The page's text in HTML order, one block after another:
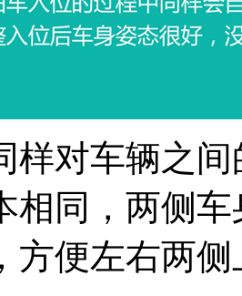
对车辆之间
相同，两侧
方便左右两